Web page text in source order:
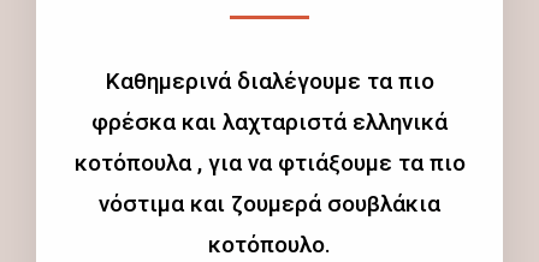
Καθημερινά διαλέγουμε τα πιο
φρέσκα και λαχταριστά ελληνικά
κοτόπουλα , για να φτιάξουμε τα πιο
νόστιμα και ζουμερά σουβλάκια
κοτόπουλο.